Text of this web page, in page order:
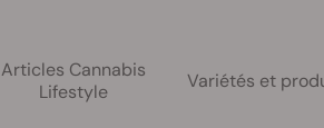
Articles Cannabis
Lifestyle
Variétés et